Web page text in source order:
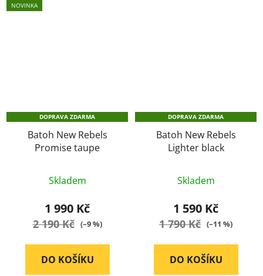
NOVINKA
DOPRAVA ZDARMA
Batoh New Rebels
Promise taupe
Skladem
1 990 Kč
2 190 Kč (–9 %)
DO KOŠÍKU
DOPRAVA ZDARMA
Batoh New Rebels
Lighter black
hodnocení
produktu
je
5
Skladem
1 590 Kč
1 790 Kč (–11 %)
DO KOŠÍKU